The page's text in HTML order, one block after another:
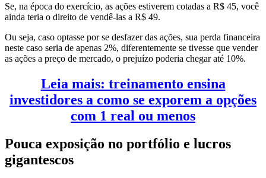
Se, na época do exercício, as ações estiverem cotadas a R$ 45, você
ainda teria o direito de vendê-las a R$ 49.
Ou seja, caso optasse por se desfazer das ações, sua perda financeira
neste caso seria de apenas 2%, diferentemente se tivesse que vender
as ações a preço de mercado, o prejuízo poderia chegar até 10%.
Leia mais: treinamento ensina
investidores a como se exporem a opções
com 1 real ou menos
Pouca exposição no portfólio e lucros
gigantescos